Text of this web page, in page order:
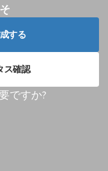
する
ス確認
ですか?